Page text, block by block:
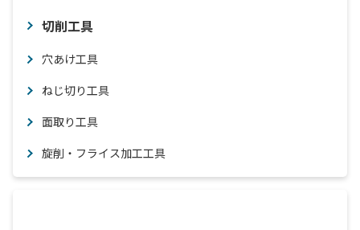
切削工具
穴あけ工具
ねじ切り工具
面取り工具
旋削・フライス加工工具